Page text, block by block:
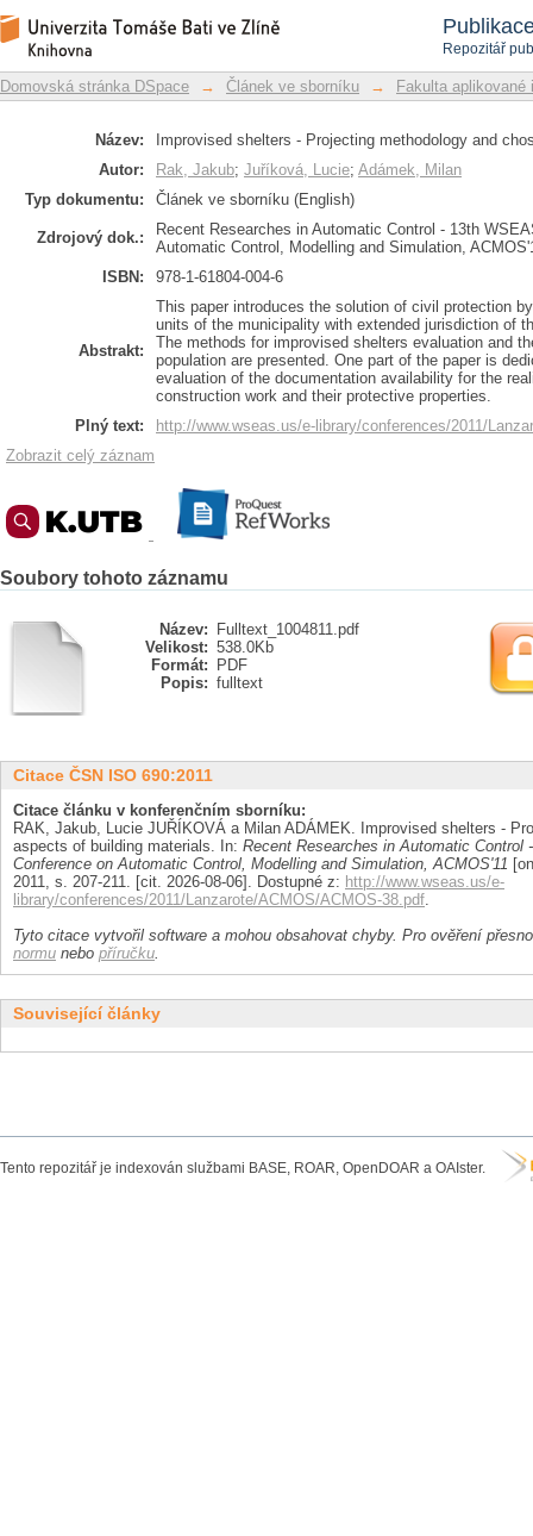
Repozitář
Improvised shelters - Projecting
materials
Repozitář DSpace/Manakin
Domovská stránka DSpace → Článek ve sborníku → Fakulta aplikované
Název:
Improvised shelters - Projecting methodology and
Autor:
Rak, Jakub; Juříková, Lucie; Adámek, Milan
Typ dokumentu:
Článek ve sborníku (English)
Zdrojový dok.:
Recent Researches in Automatic Control - 13th
Automatic Control, Modelling and Simulation,
ISBN:
978-1-61804-004-6
Abstrakt:
This paper introduces the solution of civil protection
units of the municipality with extended jurisdiction of
The methods for improvised shelters evaluation and
population are presented. One part of the paper is
evaluation of the documentation availability for the
construction work and their protective properties.
Plný text:
http://www.wseas.us/e-library/conferences/2011/
Zobrazit celý záznam
Soubory tohoto záznamu
Název:
Fulltext_1004811.pdf
Velikost: 538.0Kb
Formát:
PDF
Popis: fulltext
Citace ČSN ISO 690:2011
Citace článku v konferenčním sborníku:
RAK, Jakub, Lucie JUŘÍKOVÁ a Milan ADÁMEK. Improvised shelters -
aspects of building materials. In: Recent Researches in Automatic Control
Conference on Automatic Control, Modelling and Simulation, ACMOS'11
2011, s. 207-211. [cit. 2026-08-06]. Dostupné z: http://www.wseas.us/e-
library/conferences/2011/Lanzarote/ACMOS/ACMOS-38.pdf.
Tyto citace vytvořil software a mohou obsahovat chyby. Pro ověření
normu nebo příručku.
Související články
Tento repozitář je indexován službami BASE, ROAR, OpenDOAR a OAIster.